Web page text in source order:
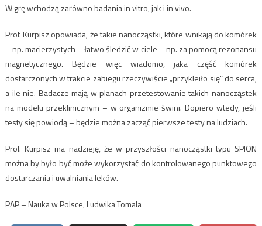
W grę wchodzą zarówno badania in vitro, jak i in vivo.
Prof. Kurpisz opowiada, że takie nanocząstki, które wnikają do komórek
– np. macierzystych – łatwo śledzić w ciele – np. za pomocą rezonansu
magnetycznego. Będzie więc wiadomo, jaka część komórek
dostarczonych w trakcie zabiegu rzeczywiście „przykleiło się” do serca,
a ile nie. Badacze mają w planach przetestowanie takich nanocząstek
na modelu przeklinicznym – w organizmie świni. Dopiero wtedy, jeśli
testy się powiodą – będzie można zacząć pierwsze testy na ludziach.
Prof. Kurpisz ma nadzieję, że w przyszłości nanocząstki typu SPION
można by było być może wykorzystać do kontrolowanego punktowego
dostarczania i uwalniania leków.
PAP – Nauka w Polsce, Ludwika Tomala